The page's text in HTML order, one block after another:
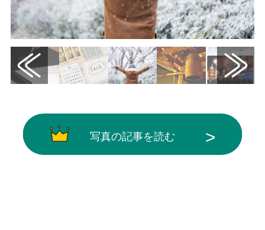
写真の記事を読む